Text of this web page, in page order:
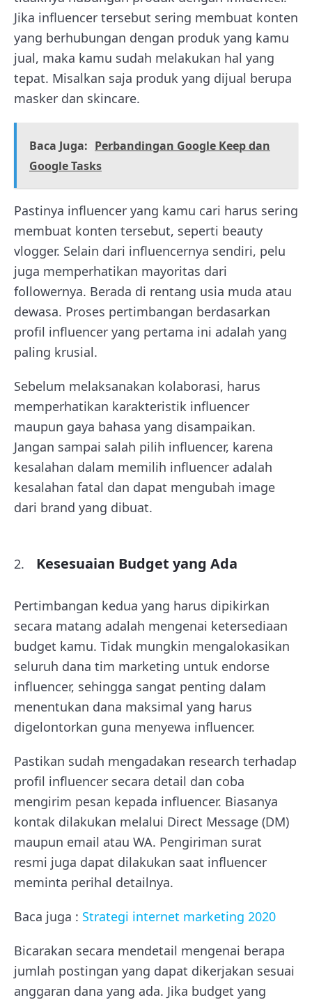
Jika influencer tersebut sering membuat konten
yang berhubungan dengan produk yang kamu
jual, maka kamu sudah melakukan hal yang
tepat. Misalkan saja produk yang dijual berupa
masker dan skincare.
Baca Juga: Perbandingan Google Keep dan
Google Tasks
Pastinya influencer yang kamu cari harus sering
membuat konten tersebut, seperti beauty
vlogger. Selain dari influencernya sendiri, pelu
juga memperhatikan mayoritas dari
followernya. Berada di rentang usia muda atau
dewasa. Proses pertimbangan berdasarkan
profil influencer yang pertama ini adalah yang
paling krusial.
Sebelum melaksanakan kolaborasi, harus
memperhatikan karakteristik influencer
maupun gaya bahasa yang disampaikan.
Jangan sampai salah pilih influencer, karena
kesalahan dalam memilih influencer adalah
kesalahan fatal dan dapat mengubah image
dari brand yang dibuat.
Kesesuaian Budget yang Ada
Pertimbangan kedua yang harus dipikirkan
secara matang adalah mengenai ketersediaan
budget kamu. Tidak mungkin mengalokasikan
seluruh dana tim marketing untuk endorse
influencer, sehingga sangat penting dalam
menentukan dana maksimal yang harus
digelontorkan guna menyewa influencer.
Pastikan sudah mengadakan research terhadap
profil influencer secara detail dan coba
mengirim pesan kepada influencer. Biasanya
kontak dilakukan melalui Direct Message (DM)
maupun email atau WA. Pengiriman surat
resmi juga dapat dilakukan saat influencer
meminta perihal detailnya.
Baca juga : Strategi internet marketing 2020
Bicarakan secara mendetail mengenai berapa
jumlah postingan yang dapat dikerjakan sesuai
anggaran dana yang ada. Jika budget yang